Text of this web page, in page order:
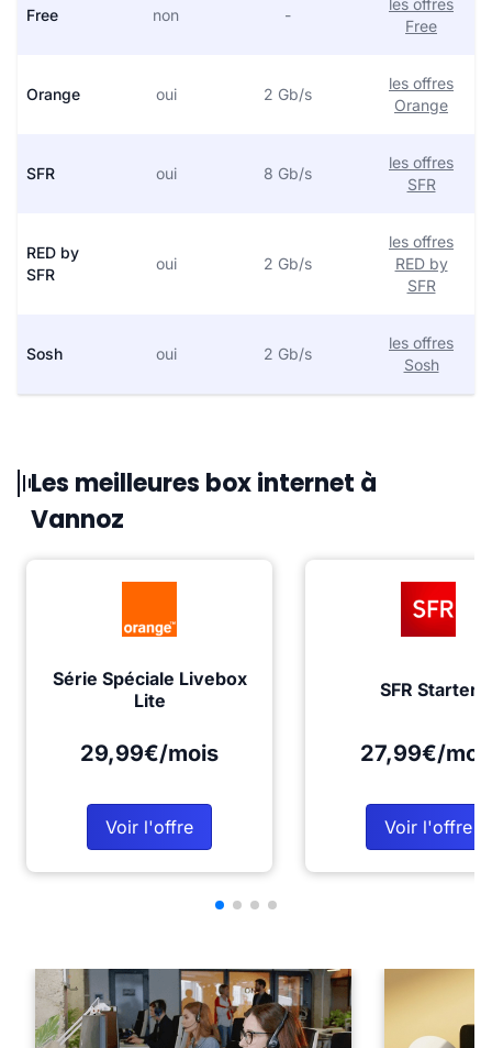
Free non -
les offres
Free
Orange oui 2 Gb/s
les offres
Orange
SFR oui 8 Gb/s
les offres
SFR
RED by
SFR
oui 2 Gb/s
les offres
RED by
SFR
Sosh oui 2 Gb/s
les offres
Sosh
Les meilleures box internet à
Vannoz
Série Spéciale Livebox
Lite
29,99€/mois
Voir l'offre
SFR Starter
27,99€/
Voir l'offre